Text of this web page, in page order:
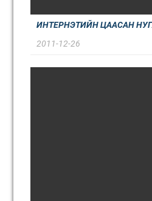
ИНТЕРНЭТИЙН ЦААСАН
2011-12-26